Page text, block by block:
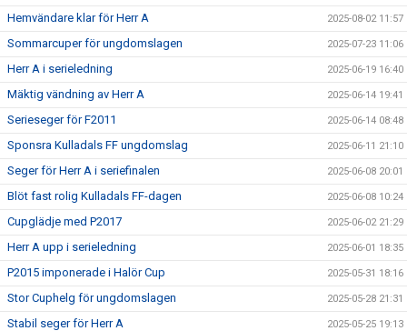
Hemvändare klar för Herr A 2025-08-02 11:57
Sommarcuper för ungdomslagen 2025-07-23 11:06
Herr A i serieledning 2025-06-19 16:40
Mäktig vändning av Herr A 2025-06-14 19:41
Serieseger för F2011 2025-06-14 08:48
Sponsra Kulladals FF ungdomslag 2025-06-11 21:10
Seger för Herr A i seriefinalen 2025-06-08 20:01
Blöt fast rolig Kulladals FF-dagen 2025-06-08 10:24
Cupglädje med P2017 2025-06-02 21:29
Herr A upp i serieledning 2025-06-01 18:35
P2015 imponerade i Halör Cup 2025-05-31 18:16
Stor Cuphelg för ungdomslagen 2025-05-28 21:31
Stabil seger för Herr A 2025-05-25 19:13